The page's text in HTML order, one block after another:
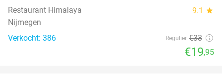
Restaurant Himalaya 9.1 star
Nijmegen
Verkocht: 386
Regulier €33
€19,95